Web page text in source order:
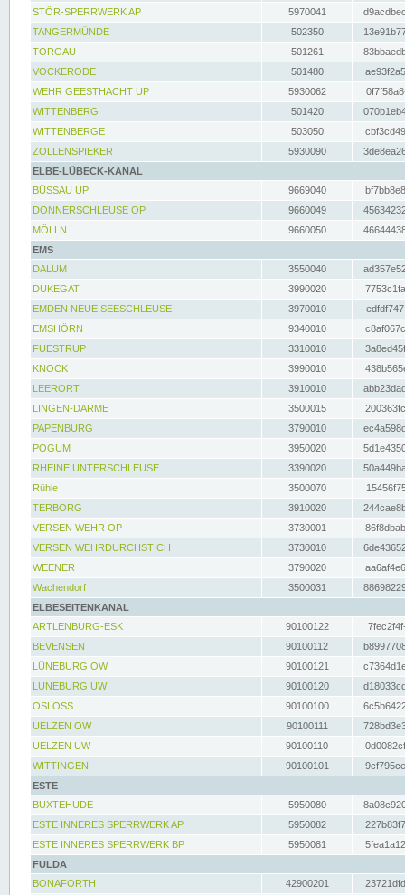
STÖR-SPERRWERK AP 5970041
TANGERMÜNDE
502350
TORGAU
501261
VOCKERODE
501480
WEHR GEESTHACHT UP
5930062
WITTENBERG
501420
WITTENBERGE
503050
ZOLLENSPIEKER
5930090
ELBE-LÜBECK-KANAL
BÜSSAU UP
9669040
DONNERSCHLEUSE OP
9660049
MÖLLN
9660050
EMS
DALUM
3550040
DUKEGAT
3990020
EMDEN NEUE SEESCHLEUSE
3970010
EMSHÖRN
9340010
FUESTRUP
3310010
KNOCK
3990010
LEERORT
3910010
LINGEN-DARME
3500015
PAPENBURG
3790010
POGUM
3950020
RHEINE UNTERSCHLEUSE
3390020
Rühle
3500070
TERBORG
3910020
VERSEN WEHR OP
3730001
VERSEN WEHRDURCHSTICH
3730010
WEENER
3790020
Wachendorf
3500031
ELBESEITENKANAL
ARTLENBURG-ESK
90100122
BEVENSEN
90100112
LÜNEBURG OW
90100121
LÜNEBURG UW
90100120
OSLOSS
90100100
UELZEN OW
90100111
UELZEN UW
90100110
WITTINGEN
90100101
ESTE
BUXTEHUDE
5950080
ESTE INNERES SPERRWERK AP
5950082
ESTE INNERES SPERRWERK BP
5950081
FULDA
BONAFORTH
42900201